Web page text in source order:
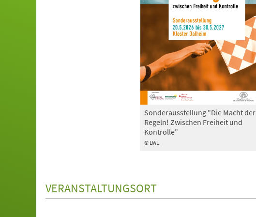
© LWL
Sonderausstellung "Die Macht der
Regeln! Zwischen Freiheit und
Kontrolle"
VERANSTALTUNGSORT